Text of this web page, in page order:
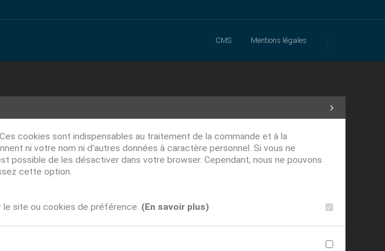
CMS Mentions légales
cookies sont indispensables au traitement de la commande et à la
ni votre nom ni d'autres données à caractère personnel. Si vous ne
possible de les désactiver dans votre browser. Cependant, nous ne pouvons
cette option.
le site ou cookies de préférence. (En savoir plus)